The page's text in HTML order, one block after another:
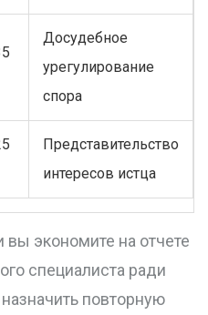
Досудебное
урегулирование
спора
Представительство
интересов истца
вы экономите на отчете
специалиста ради
повторную